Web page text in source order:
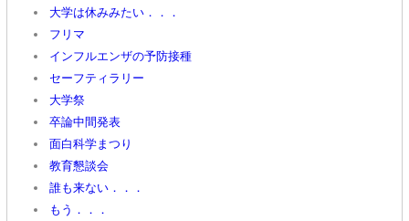
大学は休みみたい．．．
フリマ
インフルエンザの予防接種
セーフティラリー
大学祭
卒論中間発表
面白科学まつり
教育懇談会
誰も来ない．．．
もう．．．